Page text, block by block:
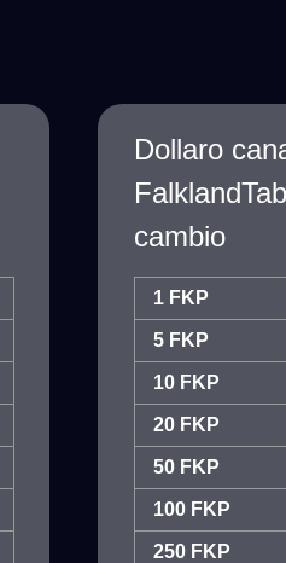
Dollaro
cambio
1 FKP
5 FKP
10 FKP
20 FKP
50 FKP
100 FKP
250 FKP